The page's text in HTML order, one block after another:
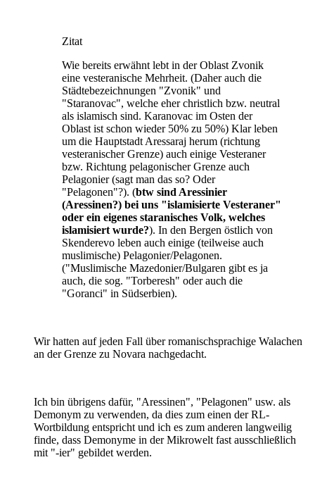
Zitat
Wie bereits erwähnt lebt in der Oblast Zvonik
eine vesteranische Mehrheit. (Daher auch die
Städtebezeichnungen "Zvonik" und
"Staranovac", welche eher christlich bzw. neutral
als islamisch sind. Karanovac im Osten der
Oblast ist schon wieder 50% zu 50%) Klar leben
um die Hauptstadt Aressaraj herum (richtung
vesteranischer Grenze) auch einige Vesteraner
bzw. Richtung pelagonischer Grenze auch
Pelagonier (sagt man das so? Oder
"Pelagonen"?). (btw sind Aressinier
(Aressinen?) bei uns "islamisierte Vesteraner"
oder ein eigenes staranisches Volk, welches
islamisiert wurde?). In den Bergen östlich von
Skenderevo leben auch einige (teilweise auch
muslimische) Pelagonier/Pelagonen.
("Muslimische Mazedonier/Bulgaren gibt es ja
auch, die sog. "Torberesh" oder auch die
"Goranci" in Südserbien).
Wir hatten auf jeden Fall über romanischsprachige Walachen
an der Grenze zu Novara nachgedacht.
Ich bin übrigens dafür, "Aressinen", "Pelagonen" usw. als
Demonym zu verwenden, da dies zum einen der RL-
Wortbildung entspricht und ich es zum anderen langweilig
finde, dass Demonyme in der Mikrowelt fast ausschließlich
mit "-ier" gebildet werden.